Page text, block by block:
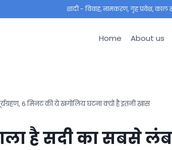
शादी - विवाह, नामकरण, गृह प्रवेश, काल
Home About us
6 मिनट की ये खगोलिय घटना क्यों है इतनी खास
है सदी का सबसे